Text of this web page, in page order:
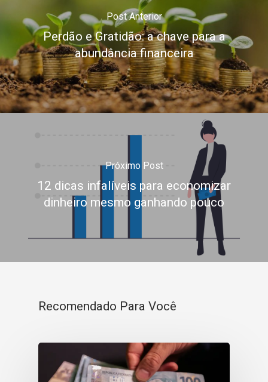
Post Anterior
Perdão e Gratidão: a chave para a
abundância financeira
Próximo Post
12 dicas infalíveis para economizar
dinheiro mesmo ganhando pouco
Recomendado Para Você